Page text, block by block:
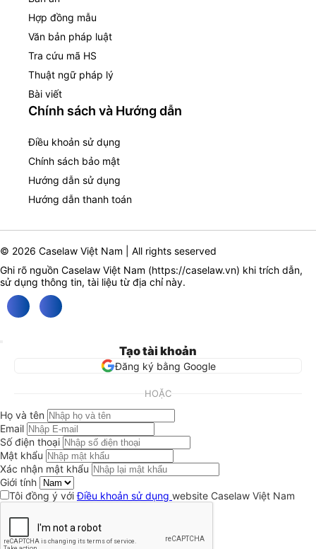
Hợp đồng mẫu
Văn bản pháp luật
Tra cứu mã HS
Thuật ngữ pháp lý
Bài viết
Chính sách và Hướng dẫn
Điều khoản sử dụng
Chính sách bảo mật
Hướng dẫn sử dụng
Hướng dẫn thanh toán
© 2026 Caselaw Việt Nam | All rights seserved
Ghi rõ nguồn Caselaw Việt Nam (https://caselaw.vn) khi trích dẫn,
sử dụng thông tin, tài liệu từ địa chỉ này.
Tạo tài khoản
Đăng ký bằng Google
HOẶC
Họ và tên
Email
Số điện thoại
Mật khẩu
Xác nhận mật khẩu
Giới tính
Tôi đồng ý vớiĐiều khoản sử dụng website Caselaw Việt Nam